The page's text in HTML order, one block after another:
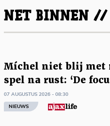
NET BINNEN //
Míchel niet blij met
spel na rust: ‘De
07 AUGUSTUS 2026 - 08:30
NIEUWS